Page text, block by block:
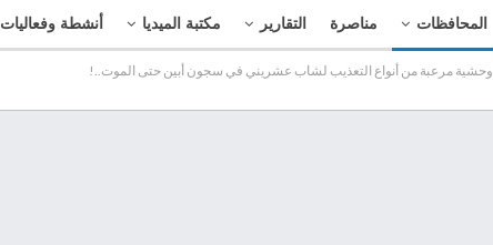
المحافظات مناصرة التقارير مكتبة الميديا أنشطة وفعاليات
وحشية مرعبة من أنواع التعذيب لشاب عشريني في سجون أبين حتى الموت..!